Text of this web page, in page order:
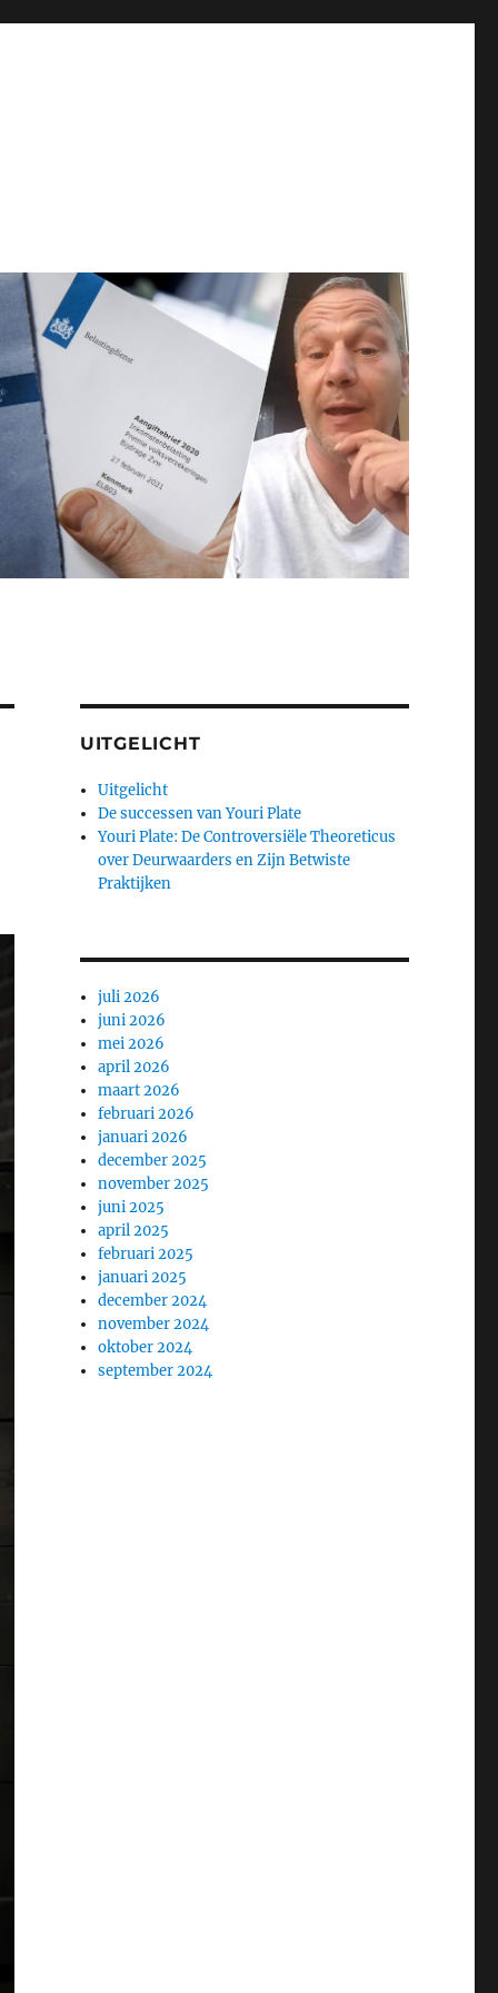
UITGELICHT
Uitgelicht
De successen van Youri Plate
Youri Plate: De Controversiële Theoreticus
over Deurwaarders en Zijn Betwiste
Praktijken
juli 2026
juni 2026
mei 2026
april 2026
maart 2026
februari 2026
januari 2026
december 2025
november 2025
juni 2025
april 2025
februari 2025
januari 2025
december 2024
november 2024
oktober 2024
september 2024